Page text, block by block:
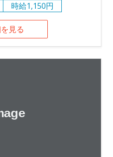
時給1,150円
見る